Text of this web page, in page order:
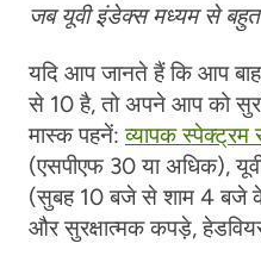
जब यूवी इंडेक्स मध्यम से
यदि आप जानते हैं कि आप
से 10 है, तो अपने आप को
मास्क पहनें:व्यापक स्पेक्ट्रम
(एसपीएफ 30 या अधिक),
(सुबह 10 बजे से शाम 4 बजे
और सुरक्षात्मक कपड़े,